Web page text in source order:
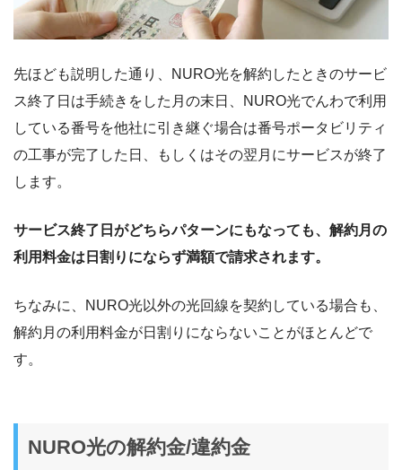
先ほども説明した通り、NURO光を解約したときのサービ
ス終了日は手続きをした月の末日、NURO光でんわで利用
している番号を他社に引き継ぐ場合は番号ポータビリティ
の工事が完了した日、もしくはその翌月にサービスが終了
します。
サービス終了日がどちらパターンにもなっても、解約月の
利用料金は日割りにならず満額で請求されます。
ちなみに、NURO光以外の光回線を契約している場合も、
解約月の利用料金が日割りにならないことがほとんどで
す。
NURO光の解約金/違約金